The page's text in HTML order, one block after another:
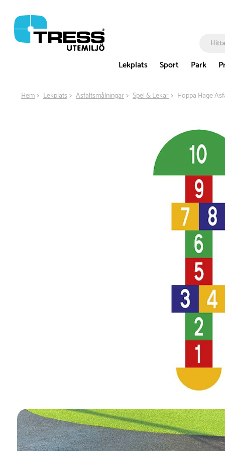
Lekplats Sport Park
Hem Lekplats Asfaltsmålningar Spel & Lekar Hoppa Hage